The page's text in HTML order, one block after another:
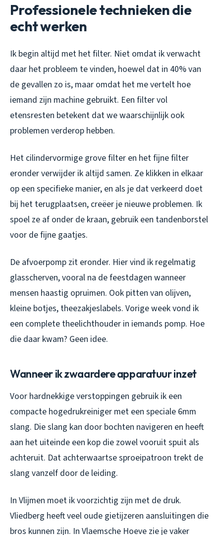
Professionele technieken die
echt werken
Ik begin altijd met het filter. Niet omdat ik verwacht
daar het probleem te vinden, hoewel dat in 40% van
de gevallen zo is, maar omdat het me vertelt hoe
iemand zijn machine gebruikt. Een filter vol
etensresten betekent dat we waarschijnlijk ook
problemen verderop hebben.
Het cilindervormige grove filter en het fijne filter
eronder verwijder ik altijd samen. Ze klikken in elkaar
op een specifieke manier, en als je dat verkeerd doet
bij het terugplaatsen, creëer je nieuwe problemen. Ik
spoel ze af onder de kraan, gebruik een tandenborstel
voor de fijne gaatjes.
De afvoerpomp zit eronder. Hier vind ik regelmatig
glasscherven, vooral na de feestdagen wanneer
mensen haastig opruimen. Ook pitten van olijven,
kleine botjes, theezakjeslabels. Vorige week vond ik
een complete theelichthouder in iemands pomp. Hoe
die daar kwam? Geen idee.
Wanneer ik zwaardere apparatuur inzet
Voor hardnekkige verstoppingen gebruik ik een
compacte hogedrukreiniger met een speciale 6mm
slang. Die slang kan door bochten navigeren en heeft
aan het uiteinde een kop die zowel vooruit spuit als
achteruit. Dat achterwaartse sproeipatroon trekt de
slang vanzelf door de leiding.
In Vlijmen moet ik voorzichtig zijn met de druk.
Vliedberg heeft veel oude gietijzeren aansluitingen die
bros kunnen zijn. In Vlaemsche Hoeve zie je vaker